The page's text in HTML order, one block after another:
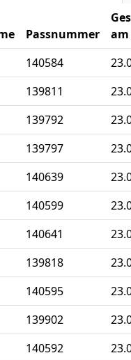
Passnummer
am
140584
139811
139792
139797
140639
140599
140641
139818
140595
139902
140592